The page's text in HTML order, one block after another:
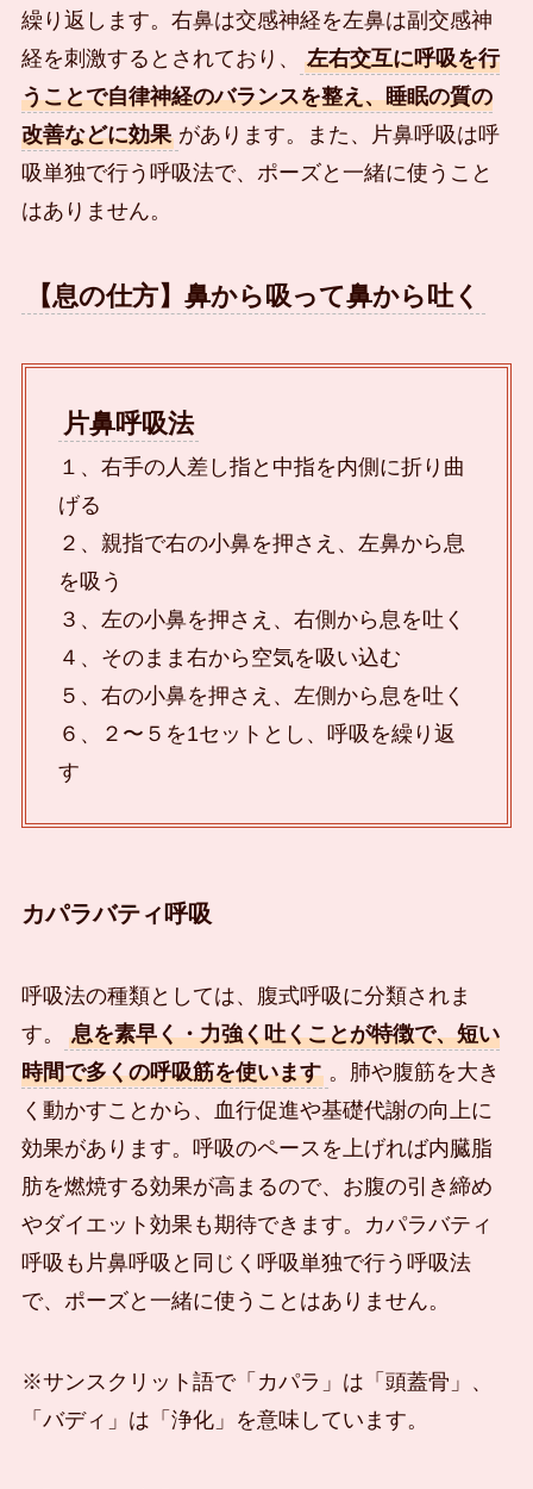
繰り返します。右鼻は交感神経を左鼻は副交感神
経を刺激するとされており、
左右交互に呼吸を行
うことで自律神経のバランスを整え、睡眠の質の
改善などに効果 があります。また、片鼻呼吸は呼
吸単独で行う呼吸法で、ポーズと一緒に使うこと
はありません。
【息の仕方】鼻から吸って鼻から吐く
片鼻呼吸法
１、右手の人差し指と中指を内側に折り曲
げる
２、親指で右の小鼻を押さえ、左鼻から息
を吸う
３、左の小鼻を押さえ、右側から息を吐く
４、そのまま右から空気を吸い込む
５、右の小鼻を押さえ、左側から息を吐く
６、２〜５を1セットとし、呼吸を繰り返
す
カパラバティ呼吸
呼吸法の種類としては、腹式呼吸に分類されま
す。
息を素早く・力強く吐くことが特徴で、短い
時間で多くの呼吸筋を使います 。肺や腹筋を大き
く動かすことから、血行促進や基礎代謝の向上に
効果があります。呼吸のペースを上げれば内臓脂
肪を燃焼する効果が高まるので、お腹の引き締め
やダイエット効果も期待できます。カパラバティ
呼吸も片鼻呼吸と同じく呼吸単独で行う呼吸法
で、ポーズと一緒に使うことはありません。
※サンスクリット語で「カパラ」は「頭蓋骨」、
「バディ」は「浄化」を意味しています。